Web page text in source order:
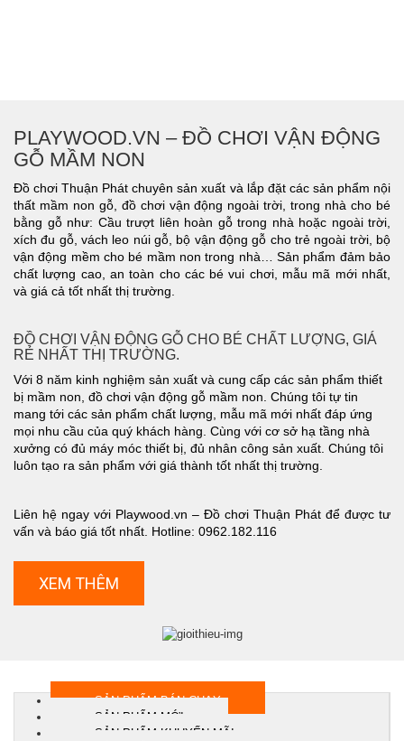
PLAYWOOD.VN – ĐỒ CHƠI VẬN ĐỘNG
GỖ MẦM NON
Đồ chơi Thuận Phát chuyên sản xuất và lắp đặt các sản phẩm nội
thất mầm non gỗ, đồ chơi vận động ngoài trời, trong nhà cho bé
bằng gỗ như: Cầu trượt liên hoàn gỗ trong nhà hoặc ngoài trời,
xích đu gỗ, vách leo núi gỗ, bộ vận động gỗ cho trẻ ngoài trời, bộ
vận động mềm cho bé mầm non trong nhà… Sản phẩm đảm bảo
chất lượng cao, an toàn cho các bé vui chơi, mẫu mã mới nhất,
và giá cả tốt nhất thị trường.
ĐỒ CHƠI VẬN ĐỘNG GỖ CHO BÉ CHẤT LƯỢNG, GIÁ
RẺ NHẤT THỊ TRƯỜNG.
Với 8 năm kinh nghiệm sản xuất và cung cấp các sản phẩm thiết
bị mầm non, đồ chơi vận động gỗ mầm non. Chúng tôi tự tin
mang tới các sản phẩm chất lượng, mẫu mã mới nhất đáp ứng
mọi nhu cầu của quý khách hàng. Cùng với cơ sở hạ tầng nhà
xưởng có đủ máy móc thiết bị, đủ nhân công sản xuất. Chúng tôi
luôn tạo ra sản phẩm với giá thành tốt nhất thị trường.
Liên hệ ngay với Playwood.vn – Đồ chơi Thuận Phát để được tư
vấn và báo giá tốt nhất. Hotline: 0962.182.116
XEM THÊM
SẢN PHẨM BÁN CHẠY
SẢN PHẨM MỚI
SẢN PHẨM KHUYẾN MÃI